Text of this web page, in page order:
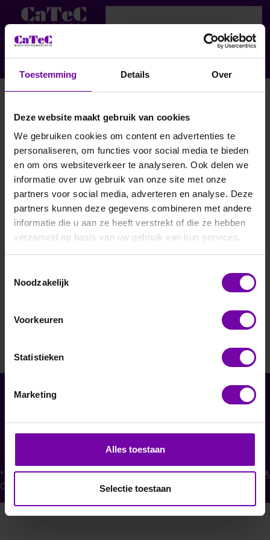
Toestemming Details Over
Deze website maakt gebruik van cookies
We gebruiken cookies om content en advertenties te
personaliseren, om functies voor social media te bieden
en om ons websiteverkeer te analyseren. Ook delen we
informatie over uw gebruik van onze site met onze
partners voor social media, adverteren en analyse. Deze
partners kunnen deze gegevens combineren met andere
informatie die u aan ze heeft verstrekt of die ze hebben
verzameld op basis van uw gebruik van hun services.
Noodzakelijk
Voorkeuren
Statistieken
Marketing
Alles toestaan
Selectie toestaan
Filteren en sorteren
Service
Abonneer op nieuwsbrieven
* Alle prijzen excl. btw enverzendkosten Powered byKOOMBA
Copyright © 2026 CaTeC BV. Alle rechten voorbehouden.